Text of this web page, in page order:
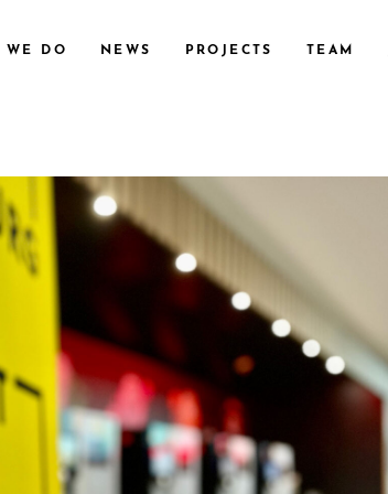
WE DO NEWS PROJECTS TEAM